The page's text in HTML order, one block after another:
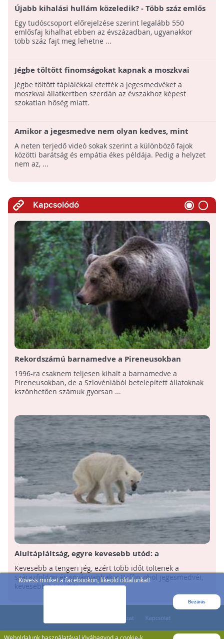
Kövess minket a facebookon, likeold oldalunkat!
Bezárás
Újabb kihalási hullám közeledik? - Több száz emlős
halhat ki az évszázad végére
Egy tudóscsoport előrejelzése szerint legalább 550
emlősfaj kihalhat ebben az évszázadban, ugyanakkor
több száz fajt meg lehetne ...
Jégbe töltött finomságokat kapnak a moszkvai
jegesmedvék a szokatlan hőség miatt
Jégbe töltött táplálékkal etették a jegesmedvéket a
moszkvai állatkertben szerdán az évszakhoz képest
szokatlan hőség miatt.
Amikor a jegesmedve nem olyan kedves, mint
amilyennek látszik
A neten terjedő videó sokak szerint a különböző fajok
közötti barátság és empátia ékes példája. Pedig a helyzet
nem az, ...
Kapcsolódó
Rekordszámú barnamedve a Pireneusokban
1996-ra csaknem teljesen kihalt a barnamedve a
Pireneusokban, de a Szlovéniából betelepített állatoknak
kszönhetően számuk gyorsan ...
Alultápláltság, egyre kevesebb utód: a
jegesmedvék érzik meg elsőként a klímaváltozás
hatását
Kevesebb a tengeri jég, ezért több időt töltenek a
szárazföldön és soványabbak a Baffin-öböl jegesmedvéi,
kevesebb bocsuk is ...